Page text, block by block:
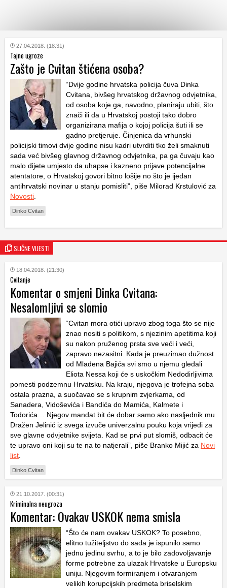
KATEGORIJE
HRVATSKI
WEB
27.04.2018. (18:31)
Tajne ugroze
Zašto je Cvitan štićena osoba?
“Dvije godine hrvatska policija čuva Dinka
Cvitana, bivšeg hrvatskog državnog odvjetnika,
od osoba koje ga, navodno, planiraju ubiti, što
znači ili da u Hrvatskoj postoji tako dobro
organizirana mafija o kojoj policija šuti ili se
gadno pretjeruje. Činjenica da vrhunski
policijski timovi dvije godine nisu kadri utvrditi tko želi smaknuti
sada već bivšeg glavnog državnog odvjetnika, pa ga čuvaju kao
malo dijete umjesto da uhapse i kazneno prijave potencijalne
atentatore, o Hrvatskoj govori bitno lošije no što je ijedan
antihrvatski novinar u stanju pomisliti”, piše Milorad Krstulović za
Novosti
Dinko Cvitan
SLIČNE VIJESTI
18.04.2018. (21:30)
Cvitanje
Komentar o smjeni Dinka Cvitana:
Nesalomljivi se slomio
“Cvitan mora otići upravo zbog toga što se nije
znao nositi s politikom, s njezinim apetitima koji
su nakon pruženog prsta sve veći i veći,
zapravo nezasitni. Kada je preuzimao dužnost
od Mladena Bajića svi smo u njemu gledali
Eliota Nessa koji će s uskočkim Nedodirljivima
pomesti podzemnu Hrvatsku. Na kraju, njegova je trofejna soba
ostala prazna, a suočavao se s krupnim zvjerkama, od
Sanadera, Vidoševića i Bandića do Mamića, Kalmete i
Todorića… Njegov mandat bit će dobar samo ako nasljednik mu
Dražen Jelinić iz svega izvuče univerzalnu pouku koja vrijedi za
sve glavne odvjetnike svijeta. Kad se prvi put slomiš, odbacit će
te upravo oni koji su te na to natjerali”, piše Branko Mijić za Novi
list
Dinko Cvitan
21.10.2017. (00:31)
Kriminalna neugroza
Komentar: Ovakav USKOK nema smisla
“Što će nam ovakav USKOK? To posebno,
elitno tužiteljstvo do sada je ispunilo samo
jednu jedinu svrhu, a to je bilo zadovoljavanje
forme potrebne za ulazak Hrvatske u Europsku
uniju. Njegovim formiranjem i otvaranjem
velikih korupcijskih predmeta briselskim